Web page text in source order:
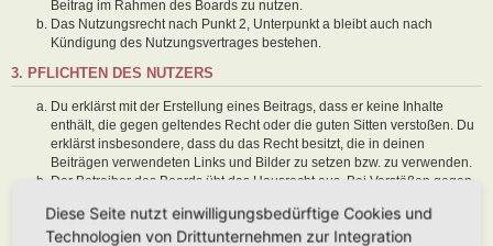
Beitrag im Rahmen des Boards zu nutzen.
Das Nutzungsrecht nach Punkt 2, Unterpunkt a bleibt auch nach
Kündigung des Nutzungsvertrages bestehen.
3. PFLICHTEN DES NUTZERS
Du erklärst mit der Erstellung eines Beitrags, dass er keine Inhalte
enthält, die gegen geltendes Recht oder die guten Sitten verstoßen. Du
erklärst insbesondere, dass du das Recht besitzt, die in deinen
Beiträgen verwendeten Links und Bilder zu setzen bzw. zu verwenden.
Der Betreiber des Boards übt das Hausrecht aus. Bei Verstößen gegen
Regeln kann der Betreiber dich nach Abmahnung zeitweise oder
dauerhaft von der Nutzung dieses Boards ausschließen und dir ein
Diese Seite nutzt einwilligungsbedürftige Cookies und
Technologien von Drittunternehmen zur Integration